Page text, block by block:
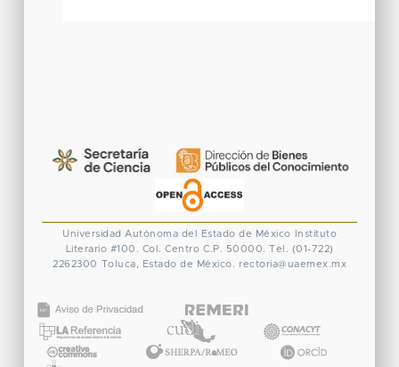
Universidad Autónoma del Estado de México
Instituto
Literario #100. Col. Centro C.P. 50000. Tel. (01-722)
2262300 Toluca, Estado de México. rectoria@uaemex.mx